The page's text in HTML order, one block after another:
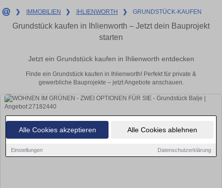
Alle Cookies akzeptieren Alle Cookies ablehnen
Einstellungen Datenschutzerklärung
❯ IMMOBILIEN ❯ IHLIENWORTH ❯ GRUNDSTÜCK-KAUFEN
Grundstück kaufen in Ihlienworth – Jetzt dein Bauprojekt
starten
Jetzt ein Grundstück kaufen in Ihlienworth entdecken
Finde ein Grundstück kaufen in Ihlienworth! Perfekt für private &
gewerbliche Bauprojekte – jetzt Angebote anschauen.